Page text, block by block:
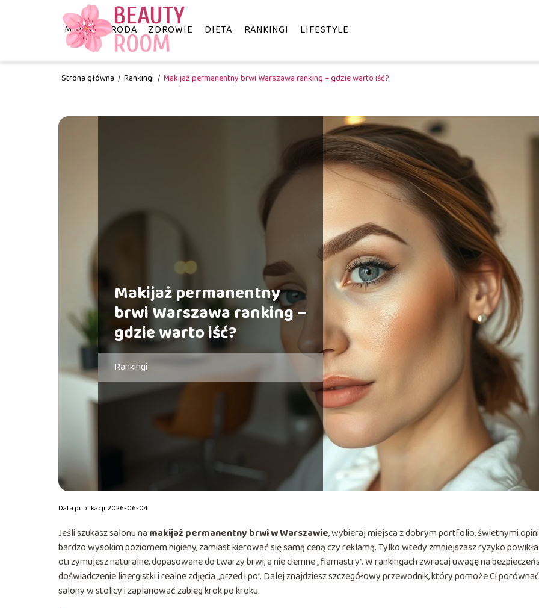
MODA URODA ZDROWIE DIETA RANKINGI LIFESTYLE
Strona główna / Rankingi / Makijaż permanentny brwi Warszawa ranking – gdzie warto iść?
Makijaż permanentny
brwi Warszawa ranking –
gdzie warto iść?
Rankingi
Data publikacji: 2026-06-04
Jeśli szukasz salonu na makijaż permanentny brwi w Warszawie, wybieraj miejsca z dobrym portfolio, świetnymi
bardzo wysokim poziomem higieny, zamiast kierować się samą ceną czy reklamą. Tylko wtedy zmniejszasz ryzyko
otrzymujesz naturalne, dopasowane do twarzy brwi, a nie ciemne „flamastry”. W rankingach zwracaj uwagę na
doświadczenie linergistki i realne zdjęcia „przed i po”. Dalej znajdziesz szczegółowy przewodnik, który pomoże Ci porównać
salony w stolicy i zaplanować zabieg krok po kroku.